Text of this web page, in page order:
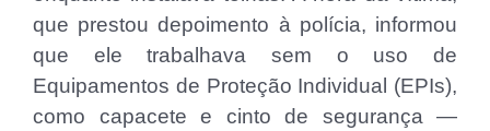
que prestou depoimento à polícia, informou
que ele trabalhava sem o uso de
Equipamentos de Proteção Individual (EPIs),
como capacete e cinto de segurança —